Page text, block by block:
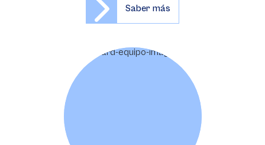
Saber más